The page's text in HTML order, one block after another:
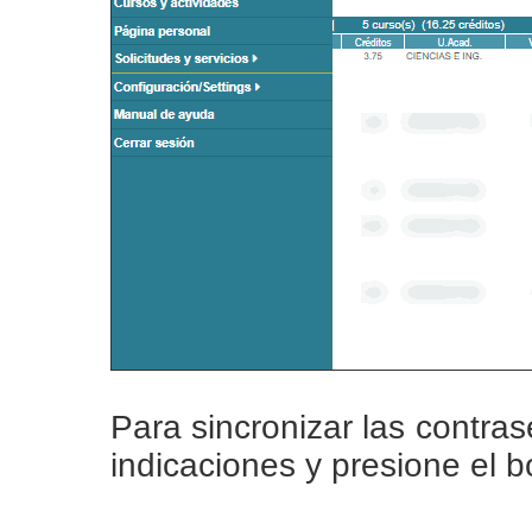
Para sincronizar las
indicaciones y presione el